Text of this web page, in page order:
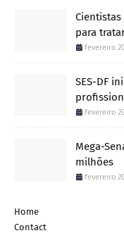
para
fevereiro
SES-DF
fevereiro
Mega-
milhões
fevereiro
Home
Contact